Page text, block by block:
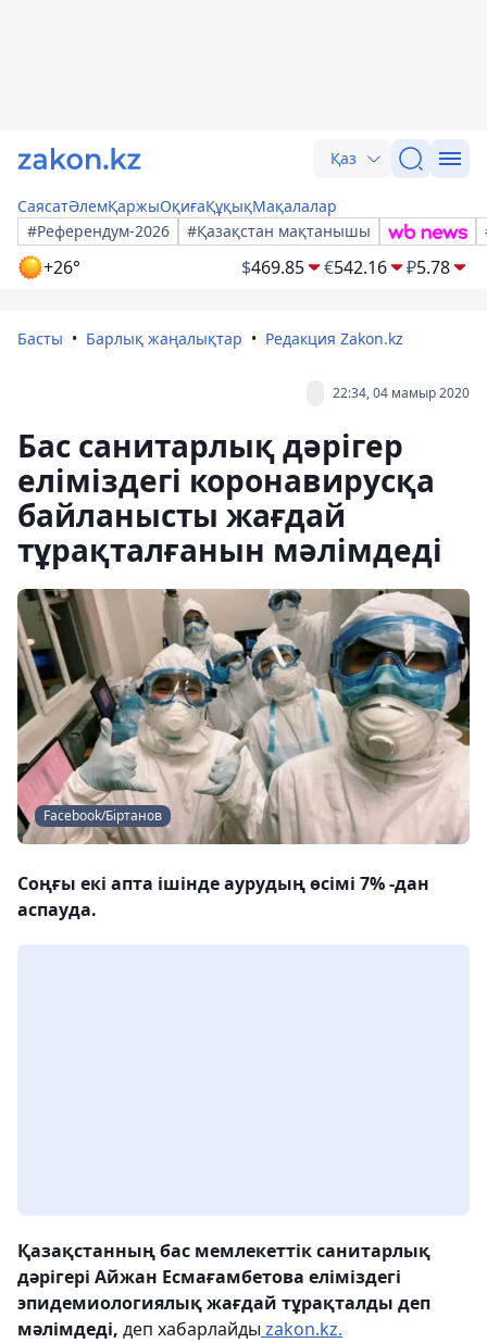
Қаз
СаясатӘлемҚаржыОқиғаҚұқықМақалалар
#Референдум-2026
#Қазақстан мақтанышы
+26° $469.85 €542.16 ₽5.78
Басты Барлық жаңалықтар Редакция Zakon.kz
22:34, 04 мамыр 2020
Бас санитарлық дәрігер
еліміздегі коронавирусқа
байланысты жағдай
тұрақталғанын мәлімдеді
Facebook/Біртанов
Соңғы екі апта ішінде аурудың өсімі 7% -дан
аспауда.
Қазақстанның бас мемлекеттік санитарлық
дәрігері Айжан Есмағамбетова еліміздегі
эпидемиологиялық жағдай тұрақталды деп
мәлімдеді, деп хабарлайды zakon.kz.